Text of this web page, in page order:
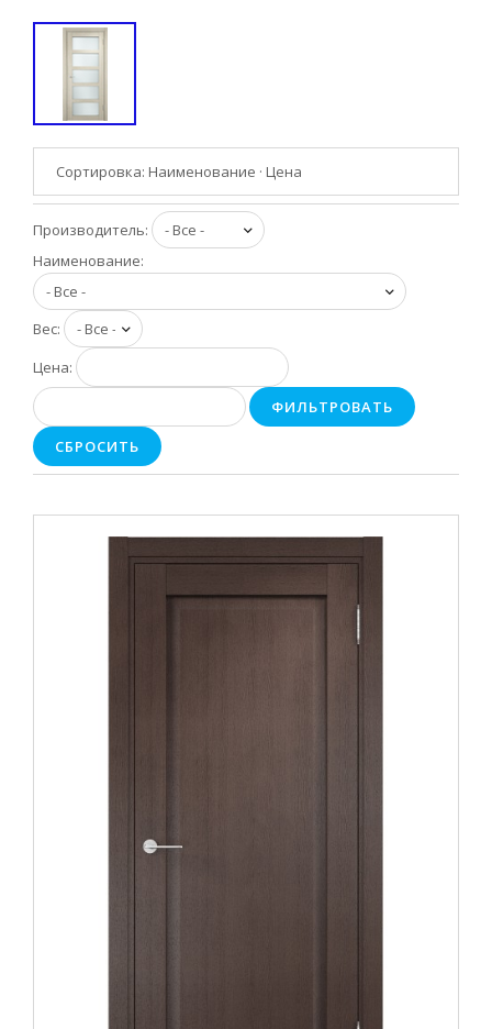
Сортировка: Наименование · Цена
Производитель:
Наименование:
Вес:
Цена:
ФИЛЬТРОВАТЬ
СБРОСИТЬ